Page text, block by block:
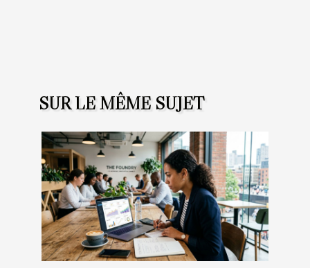
SUR LE MÊME SUJET